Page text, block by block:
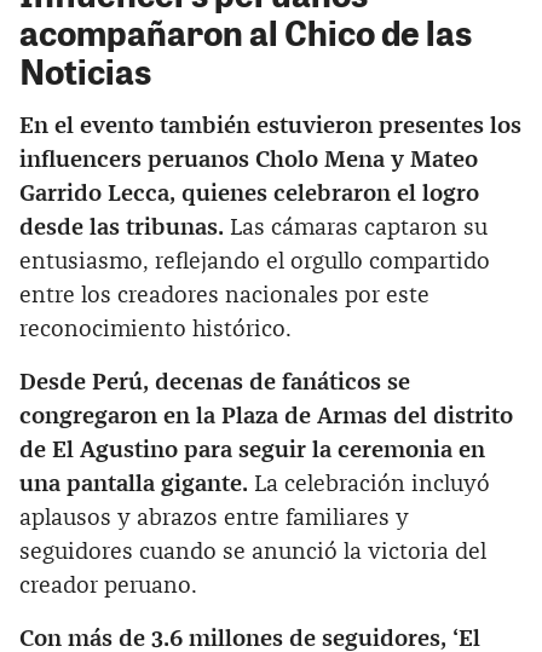
acompañaron al Chico de las
Noticias
En el evento también estuvieron presentes los
influencers peruanos Cholo Mena y Mateo
Garrido Lecca, quienes celebraron el logro
desde las tribunas. Las cámaras captaron su
entusiasmo, reflejando el orgullo compartido
entre los creadores nacionales por este
reconocimiento histórico.
Desde Perú, decenas de fanáticos se
congregaron en la Plaza de Armas del distrito
de El Agustino para seguir la ceremonia en
una pantalla gigante. La celebración incluyó
aplausos y abrazos entre familiares y
seguidores cuando se anunció la victoria del
creador peruano.
Con más de 3.6 millones de seguidores, ‘El